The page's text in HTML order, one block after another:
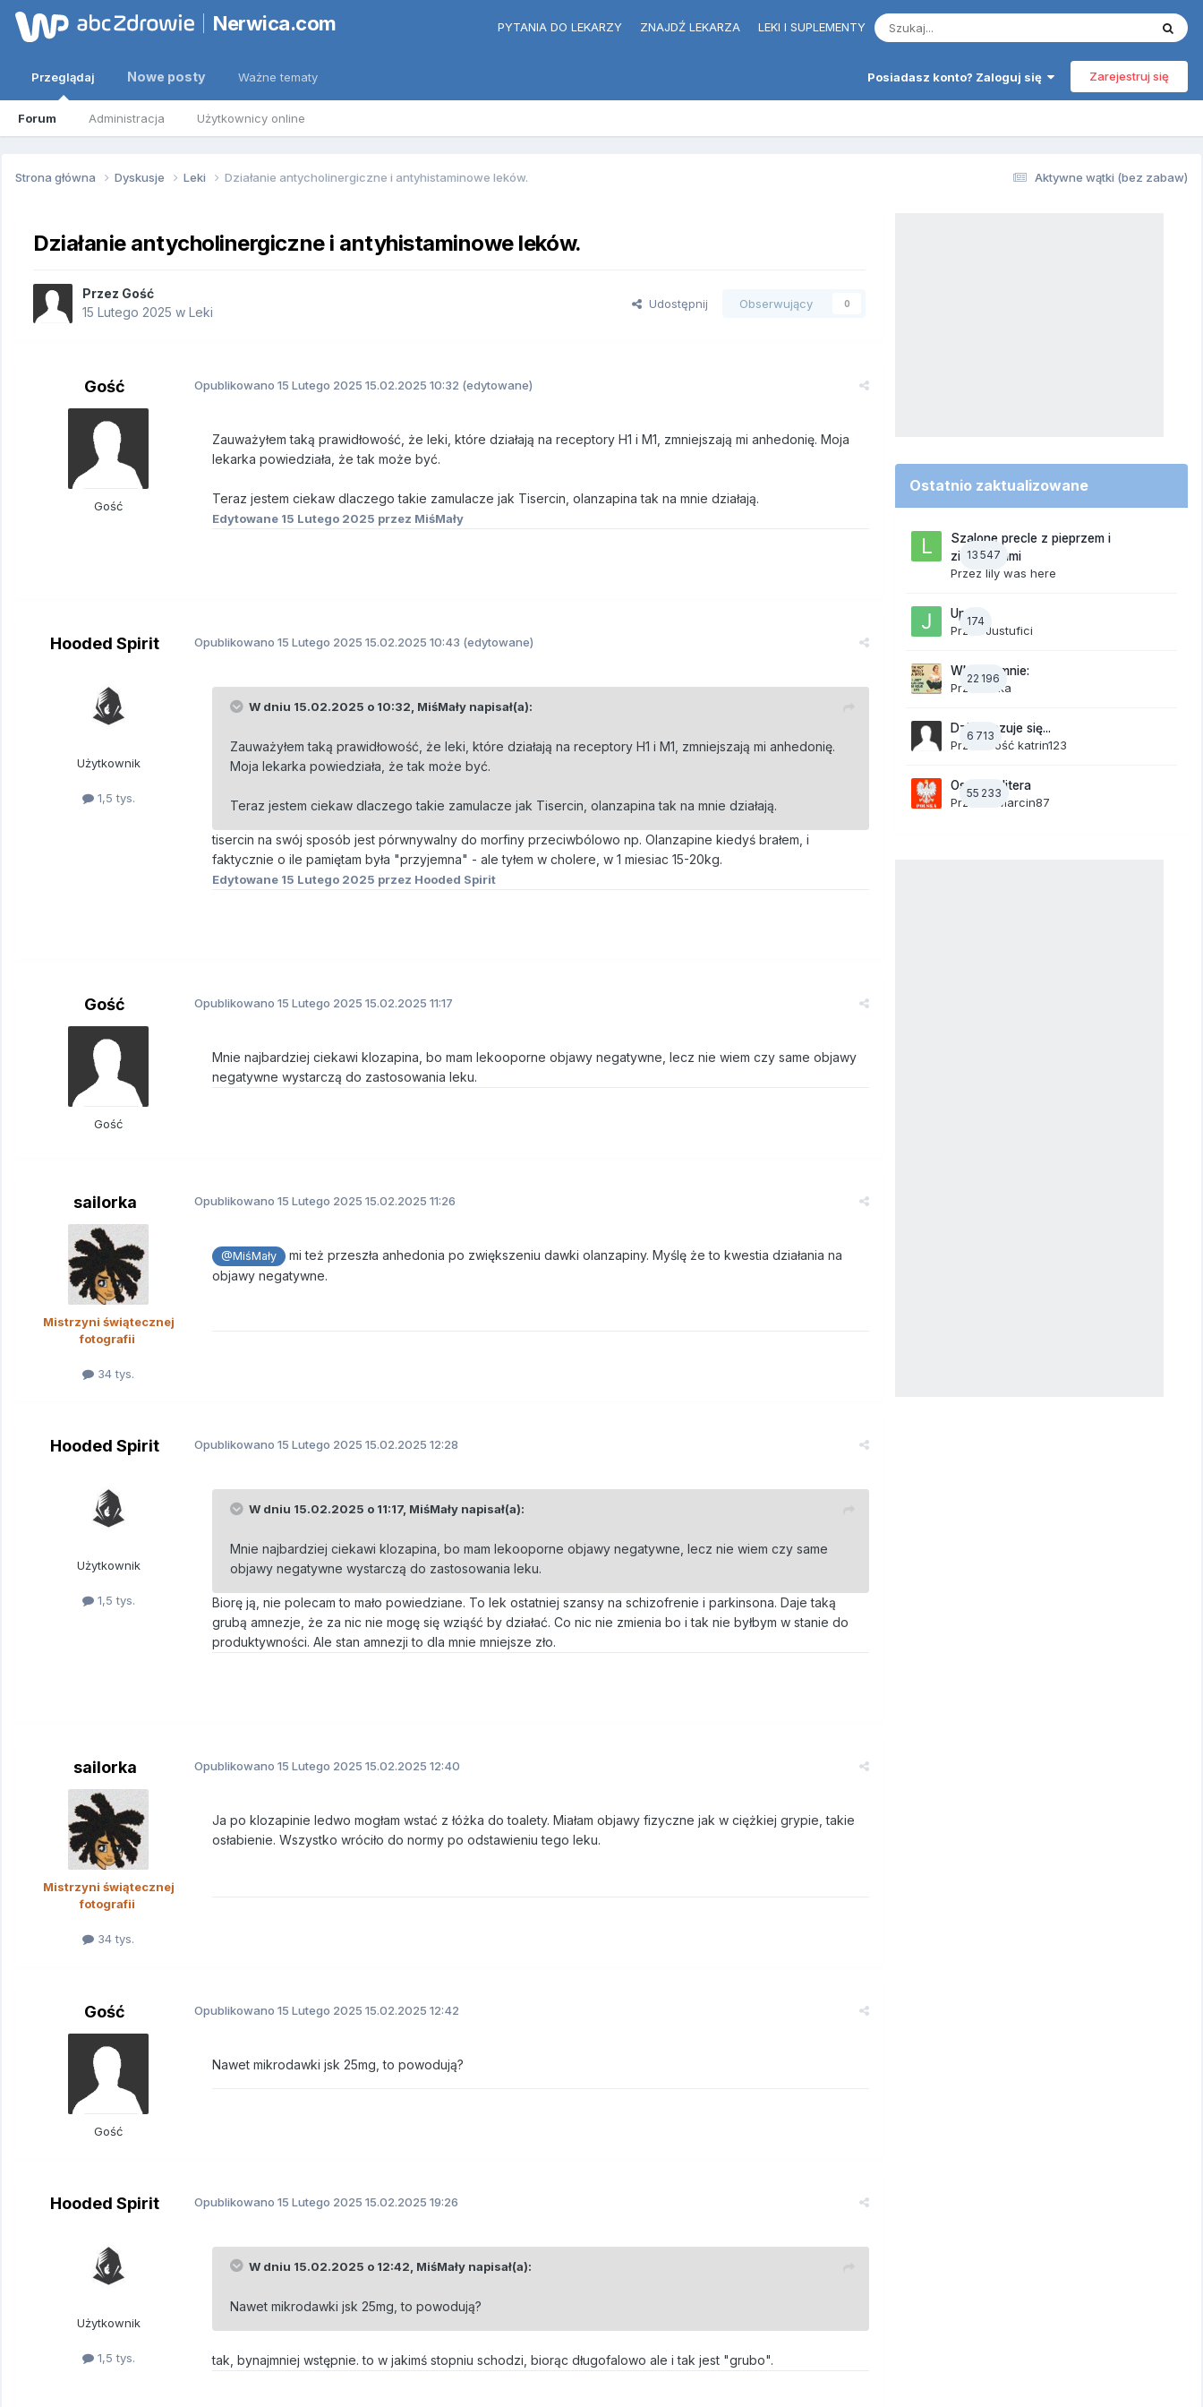
Nerwica.com PYTANIA DO LEKARZY ZNAJDŹ LEKARZA LEKI I SUPLEMENTY
Posiadasz konto? Zaloguj się Zarejestruj się
Przeglądaj
Forum Administracja Użytkownicy online
Nowe posty Ważne tematy
Aktywne wątki (bez zabaw)
Strona główna Dyskusje Leki Działanie antycholinergiczne i antyhistaminowe leków.
Działanie antycholinergiczne i antyhistaminowe leków.
Przez Gość
15 Lutego 2025 w Leki
Udostępnij Obserwujący 0
Gość
Gość
Opublikowano 15 Lutego 2025 15.02.2025 10:32 (edytowane)
Zauważyłem taką prawidłowość, że leki, które działają na receptory H1 i M1, zmniejszają mi anhedonię. Moja
lekarka powiedziała, że tak może być.
Teraz jestem ciekaw dlaczego takie zamulacze jak Tisercin, olanzapina tak na mnie działają.
Edytowane 15 Lutego 2025 przez MiśMały
Hooded Spirit
Użytkownik
1,5 tys.
Opublikowano 15 Lutego 2025 15.02.2025 10:43 (edytowane)
W dniu 15.02.2025 o 10:32, MiśMały napisał(a):
Zauważyłem taką prawidłowość, że leki, które działają na receptory H1 i M1, zmniejszają mi anhedonię.
Moja lekarka powiedziała, że tak może być.
Teraz jestem ciekaw dlaczego takie zamulacze jak Tisercin, olanzapina tak na mnie działają.
tisercin na swój sposób jest pórwnywalny do morfiny przeciwbólowo np. Olanzapine kiedyś brałem, i
faktycznie o ile pamiętam była "przyjemna" - ale tyłem w cholere, w 1 miesiac 15-20kg.
Edytowane 15 Lutego 2025 przez Hooded Spirit
Gość
Gość
Opublikowano 15 Lutego 2025 15.02.2025 11:17
Mnie najbardziej ciekawi klozapina, bo mam lekooporne objawy negatywne, lecz nie wiem czy same objawy
negatywne wystarczą do zastosowania leku.
sailorka
Mistrzyni świątecznej
fotografii
34 tys.
Opublikowano 15 Lutego 2025 15.02.2025 11:26
@MiśMały
mi też przeszła anhedonia po zwiększeniu dawki olanzapiny. Myślę że to kwestia działania na
objawy negatywne.
Hooded Spirit
Użytkownik
1,5 tys.
Opublikowano 15 Lutego 2025 15.02.2025 12:28
W dniu 15.02.2025 o 11:17, MiśMały napisał(a):
Mnie najbardziej ciekawi klozapina, bo mam lekooporne objawy negatywne, lecz nie wiem czy same
objawy negatywne wystarczą do zastosowania leku.
Biorę ją, nie polecam to mało powiedziane. To lek ostatniej szansy na schizofrenie i parkinsona. Daje taką
grubą amnezje, że za nic nie mogę się wziąść by działać. Co nic nie zmienia bo i tak nie byłbym w stanie do
produktywności. Ale stan amnezji to dla mnie mniejsze zło.
sailorka
Mistrzyni świątecznej
fotografii
34 tys.
Opublikowano 15 Lutego 2025 15.02.2025 12:40
Ja po klozapinie ledwo mogłam wstać z łóżka do toalety. Miałam objawy fizyczne jak w ciężkiej grypie, takie
osłabienie. Wszystko wróciło do normy po odstawieniu tego leku.
Gość
Gość
Opublikowano 15 Lutego 2025 15.02.2025 12:42
Nawet mikrodawki jsk 25mg, to powodują?
Hooded Spirit
Użytkownik
1,5 tys.
Opublikowano 15 Lutego 2025 15.02.2025 19:26
W dniu 15.02.2025 o 12:42, MiśMały napisał(a):
Nawet mikrodawki jsk 25mg, to powodują?
tak, bynajmniej wstępnie. to w jakimś stopniu schodzi, biorąc długofalowo ale i tak jest "grubo".
Ostatnio zaktualizowane
13 547
Szalone precle z pieprzem i
ziemniakami
Przez lily was here
174
Upały
Przez Justufici
22 196
Wkurza mnie:
Przez
linka
6 713
Dzisiaj czuje się...
Przez Gość katrin123
55 233
Ostatnia litera
Przez
19Marcin87